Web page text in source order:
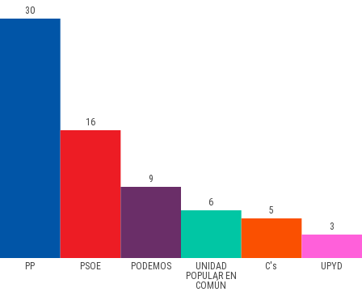
PP PSOE PODEMOS
UNIDAD
POPULAR EN
COMÚN
C's UPYD
30
16
9
6
5
3